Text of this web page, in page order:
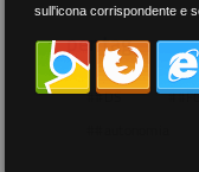
per tag
##DS
sull'icona corrispondente e